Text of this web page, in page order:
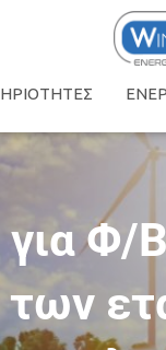
για